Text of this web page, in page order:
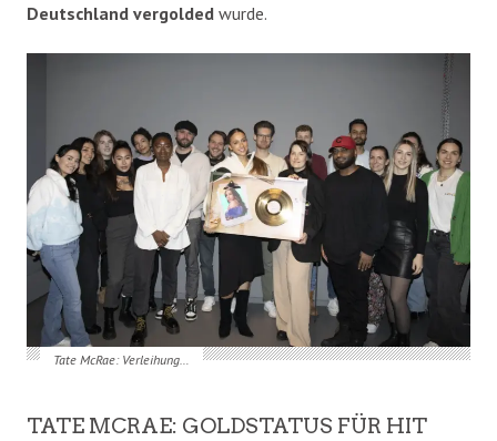
Deutschland vergolded wurde.
Tate McRae: Verleihung…
TATE MCRAE: GOLDSTATUS FÜR HIT